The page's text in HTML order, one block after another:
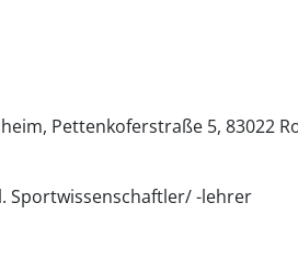
Pettenkoferstraße 5 83022
Sportwissenschaftler/ -lehrer